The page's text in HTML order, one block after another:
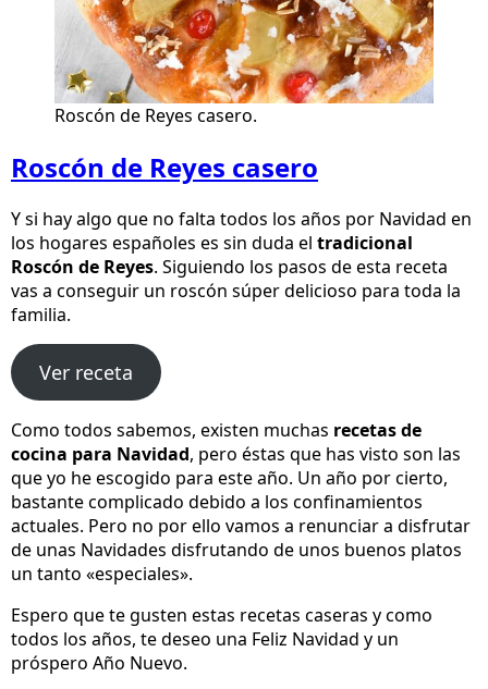
Roscón de Reyes casero.
Roscón de Reyes casero
Y si hay algo que no falta todos los años por Navidad en
los hogares españoles es sin duda el tradicional
Roscón de Reyes. Siguiendo los pasos de esta receta
vas a conseguir un roscón súper delicioso para toda la
familia.
Ver receta
Como todos sabemos, existen muchas recetas de
cocina para Navidad, pero éstas que has visto son las
que yo he escogido para este año. Un año por cierto,
bastante complicado debido a los confinamientos
actuales. Pero no por ello vamos a renunciar a disfrutar
de unas Navidades disfrutando de unos buenos platos
un tanto «especiales».
Espero que te gusten estas recetas caseras y como
todos los años, te deseo una Feliz Navidad y un
próspero Año Nuevo.